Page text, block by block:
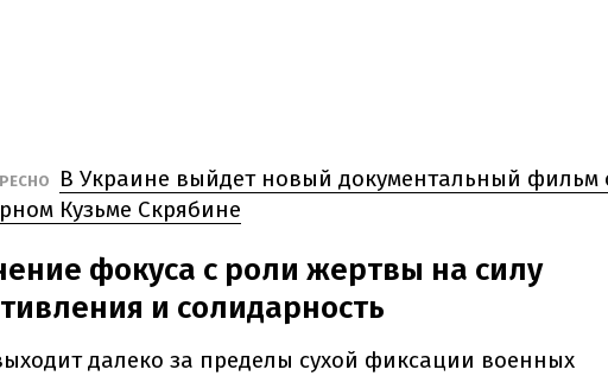
В Украине выйдет новый документальный фильм
Кузьме Скрябине
фокуса с роли жертвы на силу
и солидарность
далеко за пределы сухой фиксации военных